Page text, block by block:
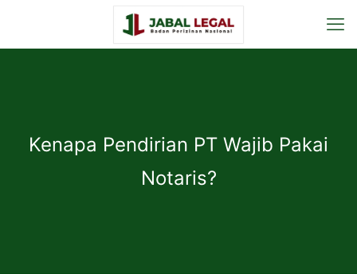
Kenapa Pendirian PT Wajib Pakai
Notaris?